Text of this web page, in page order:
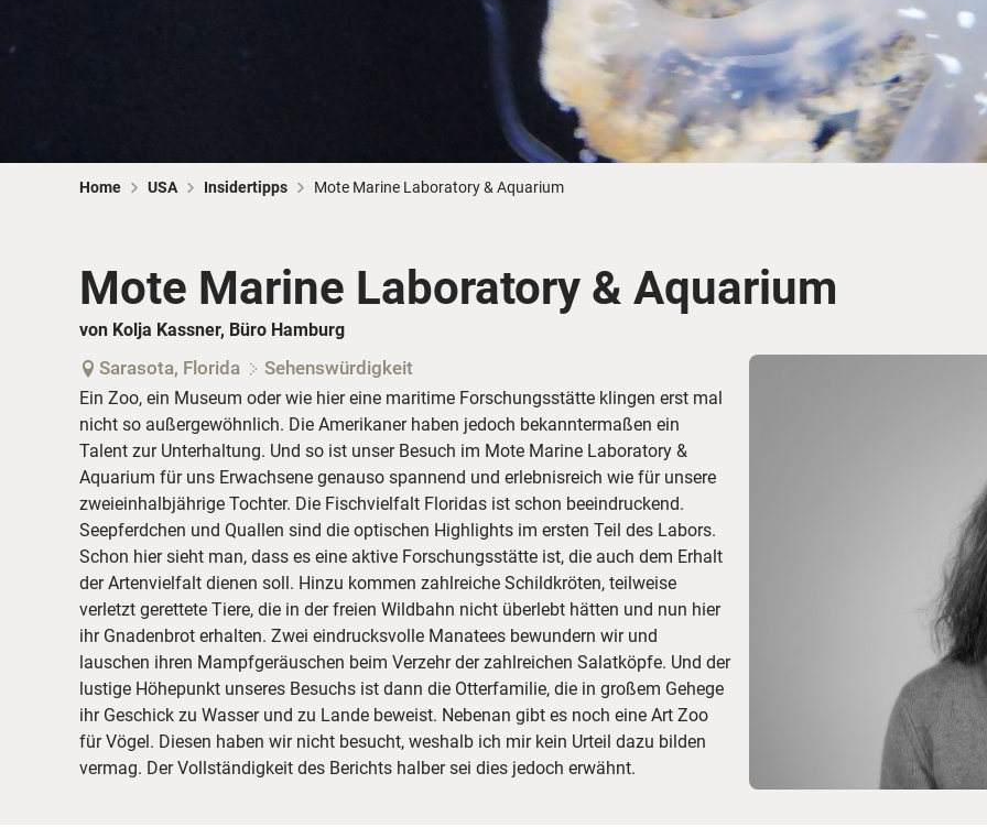
© ShaneMyersPhoto
Hawaii
Busreisen
© Chris Frey
Skireisen
Routen­vorschläge
© Swissmediavision/ ...
CANUSA-Magazin
Reisebüro-Service
Über uns
Home USA Insidertipps Mote Marine Laboratory & Aquarium
Mote Marine Laboratory & Aquarium
von Kolja Kassner, Büro Hamburg
Sarasota, Florida Sehenswürdigkeit
Ein Zoo, ein Museum oder wie hier eine maritime Forschungsstätte klingen erst mal
nicht so außergewöhnlich. Die Amerikaner haben jedoch bekanntermaßen ein
Talent zur Unterhaltung. Und so ist unser Besuch im Mote Marine Laboratory &
Aquarium für uns Erwachsene genauso spannend und erlebnisreich wie für unsere
zweieinhalbjährige Tochter. Die Fischvielfalt Floridas ist schon beeindruckend.
Seepferdchen und Quallen sind die optischen Highlights im ersten Teil des Labors.
Schon hier sieht man, dass es eine aktive Forschungsstätte ist, die auch dem Erhalt
der Artenvielfalt dienen soll. Hinzu kommen zahlreiche Schildkröten, teilweise
verletzt gerettete Tiere, die in der freien Wildbahn nicht überlebt hätten und nun hier
ihr Gnadenbrot erhalten. Zwei eindrucksvolle Manatees bewundern wir und
lauschen ihren Mampfgeräuschen beim Verzehr der zahlreichen Salatköpfe. Und der
lustige Höhepunkt unseres Besuchs ist dann die Otterfamilie, die in großem Gehege
ihr Geschick zu Wasser und zu Lande beweist. Nebenan gibt es noch eine Art Zoo
für Vögel. Diesen haben wir nicht besucht, weshalb ich mir kein Urteil dazu bilden
vermag. Der Vollständigkeit des Berichts halber sei dies jedoch erwähnt.